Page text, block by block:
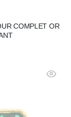
COMPLET OR